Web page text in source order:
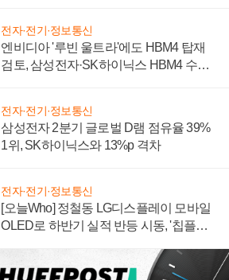
전자·전기·정보통신
엔비디아 '루빈 울트라'에도 HBM4 탑재
검토, 삼성전자·SK하이닉스 HBM4 수율
전자·전기·정보통신
삼성전자 2분기 글로벌 D램 점유율 39%
1위, SK하이닉스와 13%p 격차
전자·전기·정보통신
[오늘Who] 정철동 LG디스플레이 모바일
OLED로 하반기 실적 반등 시동, '칩플레